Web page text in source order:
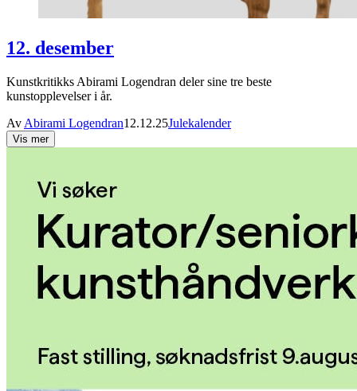
12. desember
Kunstkritikks Abirami Logendran deler sine tre beste
kunstopplevelser i år.
Av Abirami Logendran12.12.25Julekalender
Vis mer